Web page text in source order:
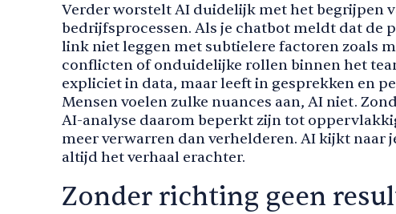
Verder worstelt AI duidelijk met het begrijpen
bedrijfsprocessen. Als je chatbot meldt dat de
link niet leggen met subtielere factoren zoals
conflicten of onduidelijke rollen binnen het
expliciet in data, maar leeft in gesprekken en
Mensen voelen zulke nuances aan, AI niet.
AI-analyse daarom beperkt zijn tot
meer verwarren dan verhelderen. AI kijkt naar
altijd het verhaal erachter.
Zonder richting geen